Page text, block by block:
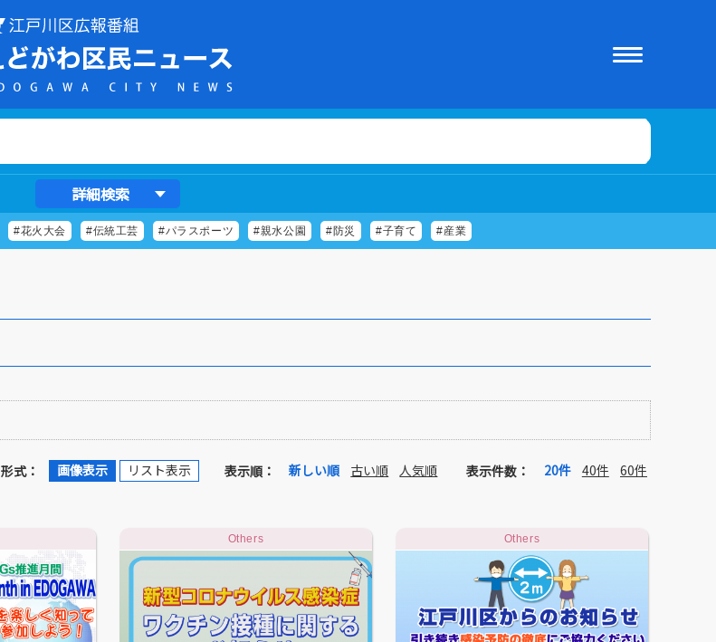
詳細検索
#花火大会 #伝統工芸 #パラスポーツ #親水公園 #防災 #子育て #産業
形式： 画像表示 リスト表示 表示順： 新しい順 古い順 人気順 表示件数： 20件 40件 60件
Others Others